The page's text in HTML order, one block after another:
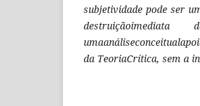
subjetividade pode ser
da TeoriaCrítica, sem a